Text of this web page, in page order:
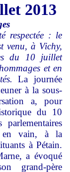
2013
respectée : le
venu, à Vichy,
du 10 juillet
et en
La journée
à la sous-
a, pour
du 10
en vain, à la
à Pétain.
a évoqué
grand-père